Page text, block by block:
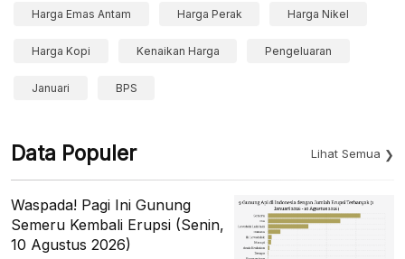
Harga Emas Antam Harga Perak Harga Nikel
Harga Kopi Kenaikan Harga Pengeluaran
Januari BPS
Data Populer Lihat Semua
Waspada! Pagi Ini Gunung
Semeru Kembali Erupsi (Senin,
10 Agustus 2026)